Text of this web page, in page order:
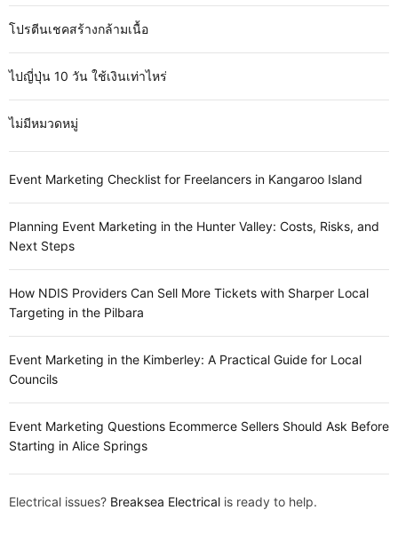
โปรตีนเชคสร้างกล้ามเนื้อ
ไปญี่ปุ่น 10 วัน ใช้เงินเท่าไหร่
ไม่มีหมวดหมู่
Event Marketing Checklist for Freelancers in Kangaroo Island
Planning Event Marketing in the Hunter Valley: Costs, Risks, and
Next Steps
How NDIS Providers Can Sell More Tickets with Sharper Local
Targeting in the Pilbara
Event Marketing in the Kimberley: A Practical Guide for Local
Councils
Event Marketing Questions Ecommerce Sellers Should Ask Before
Starting in Alice Springs
Electrical issues? Breaksea Electrical is ready to help.